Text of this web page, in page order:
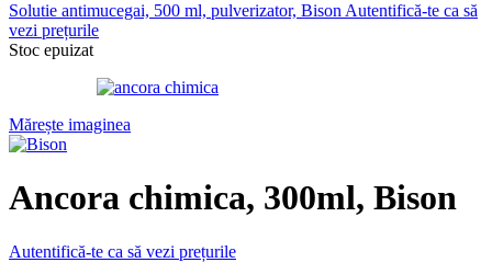
Solutie antimucegai, 500 ml, pulverizator, Bison Autentifică-te ca să
vezi prețurile
Stoc epuizat
Mărește imaginea
Ancora chimica, 300ml, Bison
Autentifică-te ca să vezi prețurile